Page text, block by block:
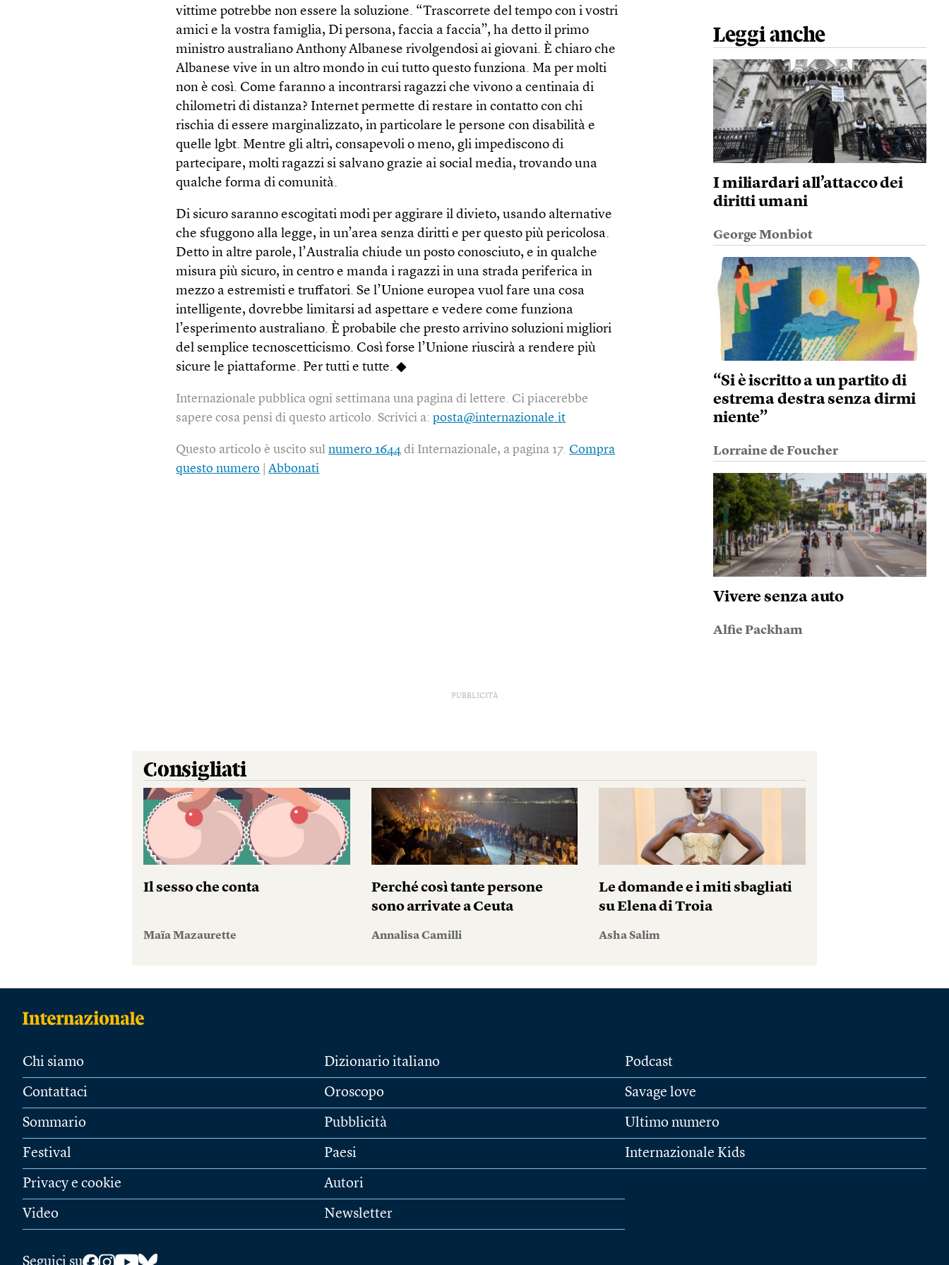
vittime potrebbe non essere la soluzione. “Trascorrete del tempo con i vostri
amici e la vostra famiglia, Di persona, faccia a faccia”, ha detto il primo
ministro australiano Anthony Albanese rivolgendosi ai giovani. È chiaro che
Albanese vive in un altro mondo in cui tutto questo funziona. Ma per molti
non è così. Come faranno a incontrarsi ragazzi che vivono a centinaia di
chilometri di distanza? Internet permette di restare in contatto con chi
rischia di essere marginalizzato, in particolare le persone con disabilità e
quelle lgbt. Mentre gli altri, consapevoli o meno, gli impediscono di
partecipare, molti ragazzi si salvano grazie ai social media, trovando una
qualche forma di comunità.
Di sicuro saranno escogitati modi per aggirare il divieto, usando alternative
che sfuggono alla legge, in un’area senza diritti e per questo più pericolosa.
Detto in altre parole, l’Australia chiude un posto conosciuto, e in qualche
misura più sicuro, in centro e manda i ragazzi in una strada periferica in
mezzo a estremisti e truffatori. Se l’Unione europea vuol fare una cosa
intelligente, dovrebbe limitarsi ad aspettare e vedere come funziona
l’esperimento australiano. È probabile che presto arrivino soluzioni migliori
del semplice tecnoscetticismo. Così forse l’Unione riuscirà a rendere più
sicure le piattaforme. Per tutti e tutte. ◆
Internazionale pubblica ogni settimana una pagina di lettere. Ci piacerebbe
sapere cosa pensi di questo articolo. Scrivici a:posta@internazionale.it
Questo articolo è uscito sulnumero 1644 di Internazionale, a pagina 17.Compra
questo numero |Abbonati
Leggi anche
I miliardari all’attacco dei
diritti umani
George Monbiot
“Si è iscritto a un partito di
estrema destra senza dirmi
niente”
Lorraine de Foucher
Vivere senza auto
Alfie Packham
PUBBLICITÀ
Consigliati
Il sesso che conta
Maïa Mazaurette
Perché così tante persone
sono arrivate a Ceuta
Annalisa Camilli
Le domande e i miti sbagliati
su Elena di Troia
Asha Salim
Chi siamo
Contattaci
Sommario
Festival
Privacy e cookie
Video
Dizionario italiano
Oroscopo
Pubblicità
Paesi
Autori
Newsletter
Podcast
Savage love
Ultimo numero
Internazionale Kids
Seguici su